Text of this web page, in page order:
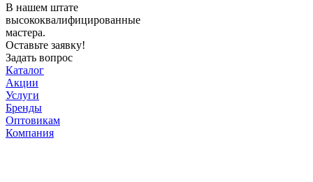
В нашем штате
высококвалифицированные
мастера.
Оставьте заявку!
Задать вопрос
Каталог
Акции
Услуги
Бренды
Оптовикам
Компания